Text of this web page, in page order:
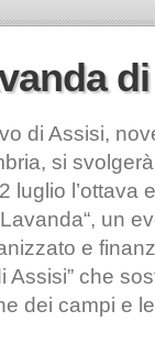
di Assisi,
si
luglio l’ottava
un
e
Assisi” che
dei campi e